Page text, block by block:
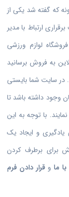
که گفته شد یکی از
ارتباط با مدیر
لوازم ورزشی
به فروش برسانید
در سایت شما بایستی
وجود داشته باشد تا
با توجه به این
یادگیری و ایجاد یک
برای برطرف کردن
ما و قرار دادن فرم